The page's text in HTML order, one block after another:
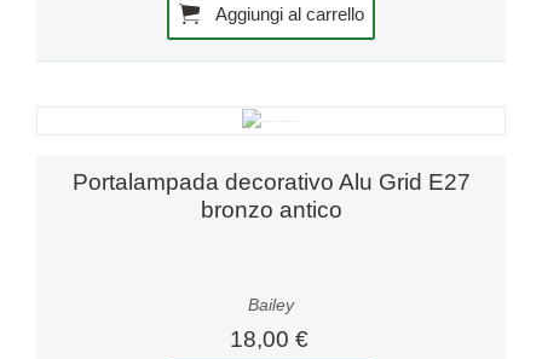
Aggiungi al carrello
Portalampada decorativo Alu Grid E27
bronzo antico
Bailey
18,00 €